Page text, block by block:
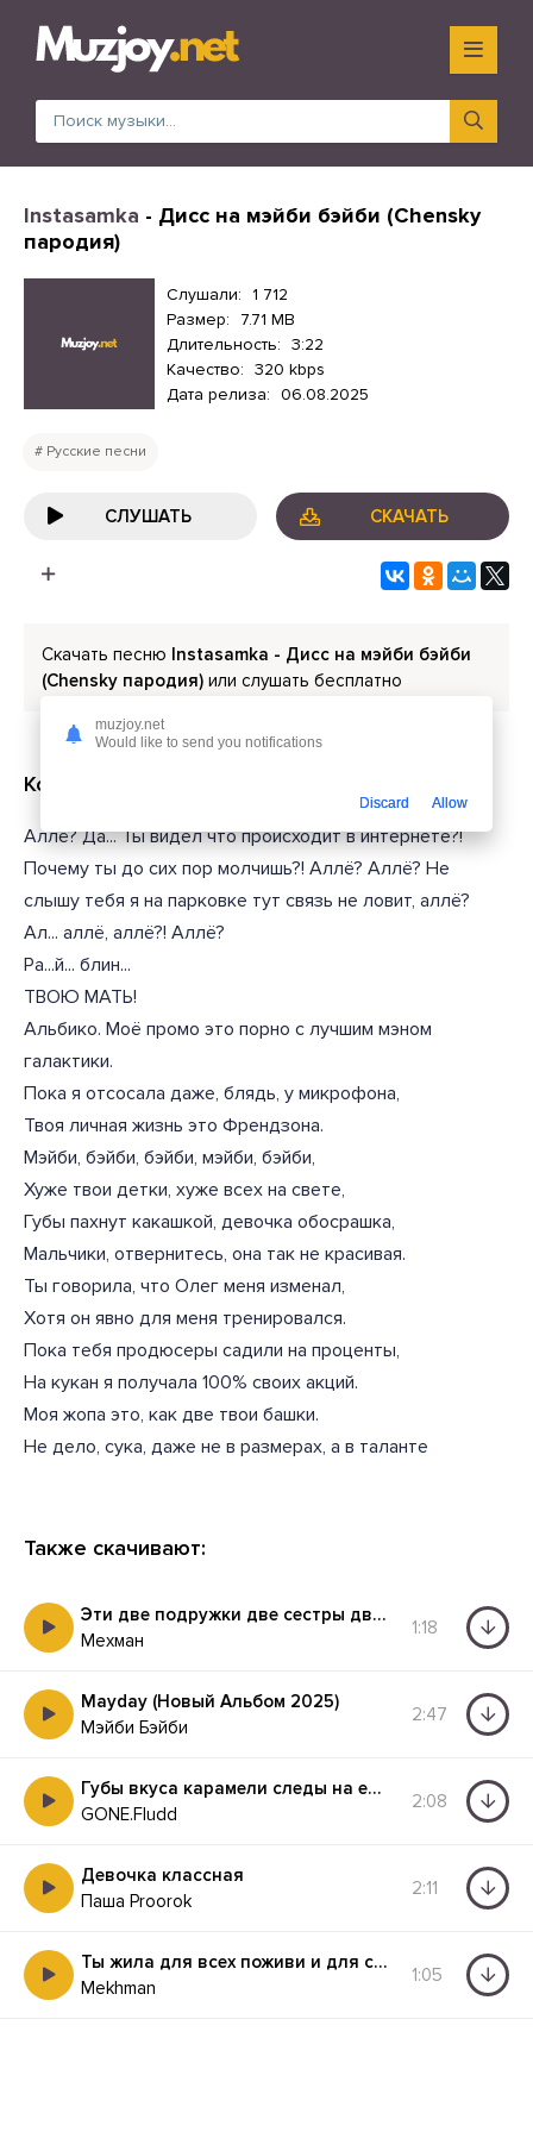
Instasamka - Дисс на мэйби бэйби (Chensky
пародия)
Слушали: 1 712
Размер:
7.71 MB
Длительность: 3:22
Качество: 320 kbps
Дата релиза: 06.08.2025
Русские песни
СЛУШАТЬ СКАЧАТЬ
Скачать песню Instasamka - Дисс на мэйби бэйби
(Chensky пародия) или слушать бесплатно
Короткий текст из песни
Аллё? Да... Ты видел что происходит в интернете?!
Почему ты до сих пор молчишь?! Аллё? Аллё? Не
слышу тебя я на парковке тут связь не ловит, аллё?
Ал... аллё, аллё?! Аллё?
Ра...й... блин...
ТВОЮ МАТЬ!
Альбико. Моё промо это порно с лучшим мэном
галактики.
Пока я отсосала даже, блядь, у микрофона,
Твоя личная жизнь это Френдзона.
Мэйби, бэйби, бэйби, мэйби, бэйби,
Хуже твои детки, хуже всех на свете,
Губы пахнут какашкой, девочка обосрашка,
Мальчики, отвернитесь, она так не красивая.
Ты говорила, что Олег меня изменал,
Хотя он явно для меня тренировался.
Пока тебя продюсеры садили на проценты,
На кукан я получала 100% своих акций.
Моя жопа это, как две твои башки.
Не дело, сука, даже не в размерах, а в таланте
Также скачивают:
Эти две подружки две сестры две долбанатки
Мехман
1:18
Mayday (Новый Альбом 2025)
Мэйби Бэйби
2:47
Губы вкуса карамели следы на её коленях
GONE.Fludd
2:08
Девочка классная
Паша Proorok
2:11
Ты жила для всех поживи и для себя
Mekhman
1:05
muzjoy.net
Would like to send you notifications
Discard Allow